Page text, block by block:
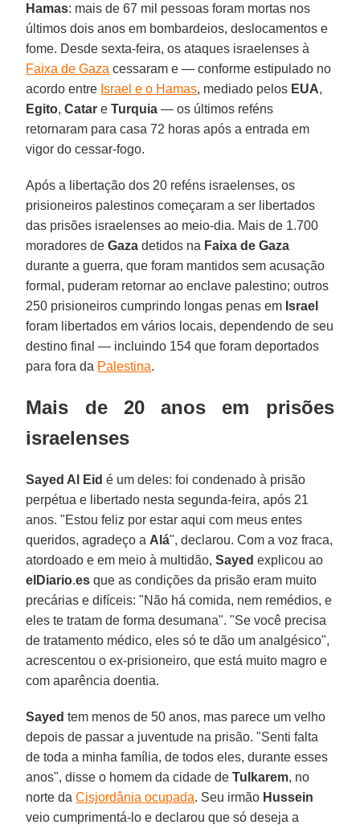
Hamas: mais de 67 mil pessoas foram mortas nos
últimos dois anos em bombardeios, deslocamentos e
fome. Desde sexta-feira, os ataques israelenses à
Faixa de Gaza cessaram e — conforme estipulado no
acordo entre Israel e o Hamas, mediado pelos EUA,
Egito,Catar eTurquia — os últimos reféns
retornaram para casa 72 horas após a entrada em
vigor do cessar-fogo.
Após a libertação dos 20 reféns israelenses, os
prisioneiros palestinos começaram a ser libertados
das prisões israelenses ao meio-dia. Mais de 1.700
moradores deGaza detidos na Faixa de Gaza
durante a guerra, que foram mantidos sem acusação
formal, puderam retornar ao enclave palestino; outros
250 prisioneiros cumprindo longas penas em Israel
foram libertados em vários locais, dependendo de seu
destino final — incluindo 154 que foram deportados
para fora da Palestina.
Mais de 20 anos em prisões
israelenses
Sayed Al Eid é um deles: foi condenado à prisão
perpétua e libertado nesta segunda-feira, após 21
anos. "Estou feliz por estar aqui com meus entes
queridos, agradeço a Alá", declarou. Com a voz fraca,
atordoado e em meio à multidão,Sayed explicou ao
elDiario.es que as condições da prisão eram muito
precárias e difíceis: "Não há comida, nem remédios, e
eles te tratam de forma desumana". "Se você precisa
de tratamento médico, eles só te dão um analgésico",
acrescentou o ex-prisioneiro, que está muito magro e
com aparência doentia.
Sayed tem menos de 50 anos, mas parece um velho
depois de passar a juventude na prisão. "Senti falta
de toda a minha família, de todos eles, durante esses
anos", disse o homem da cidade deTulkarem, no
norte daCisjordânia ocupada. Seu irmão Hussein
veio cumprimentá-lo e declarou que só deseja a